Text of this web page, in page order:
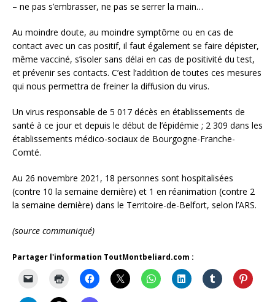
– ne pas s’embrasser, ne pas se serrer la main…
Au moindre doute, au moindre symptôme ou en cas de
contact avec un cas positif, il faut également se faire dépister,
même vacciné, s’isoler sans délai en cas de positivité du test,
et prévenir ses contacts. C’est l’addition de toutes ces mesures
qui nous permettra de freiner la diffusion du virus.
Un virus responsable de 5 017 décès en établissements de
santé à ce jour et depuis le début de l’épidémie ; 2 309 dans les
établissements médico-sociaux de Bourgogne-Franche-
Comté.
Au 26 novembre 2021, 18 personnes sont hospitalisées
(contre 10 la semaine dernière) et 1 en réanimation (contre 2
la semaine dernière) dans le Territoire-de-Belfort, selon l’ARS.
(source communiqué)
Partager l'information ToutMontbeliard.com :